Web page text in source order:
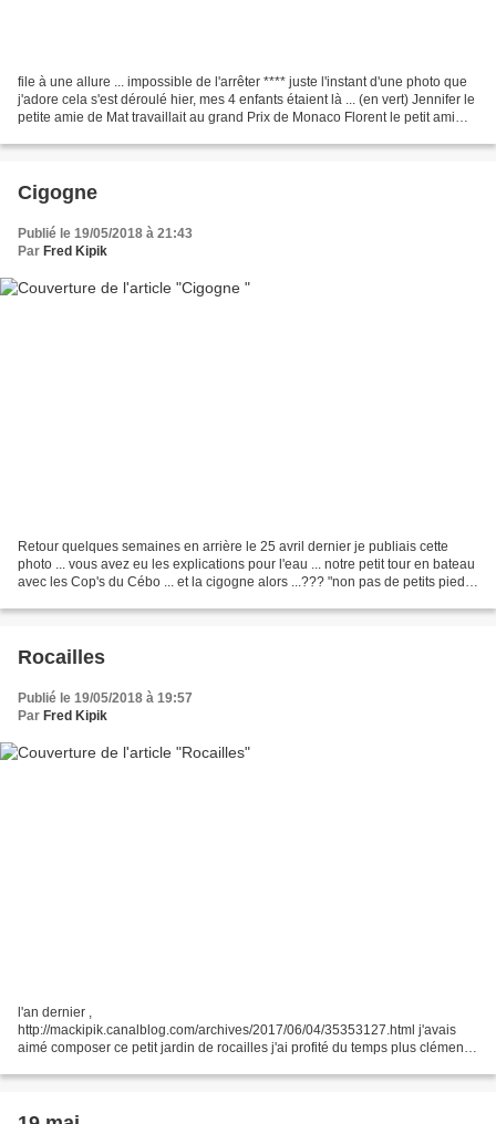
file à une allure ... impossible de l'arrêter **** juste l'instant d'une photo que
j'adore cela s'est déroulé hier, mes 4 enfants étaient là ... (en vert) Jennifer le
petite amie de Mat travaillait au grand Prix de Monaco Florent le petit ami
Cigogne
Publié le 19/05/2018 à 21:43
Par Fred Kipik
Retour quelques semaines en arrière le 25 avril dernier je publiais cette
photo ... vous avez eu les explications pour l'eau ... notre petit tour en bateau
avec les Cop's du Cébo ... et la cigogne alors ...??? "non pas de petits pieds
Rocailles
Publié le 19/05/2018 à 19:57
Par Fred Kipik
l'an dernier ,
http://mackipik.canalblog.com/archives/2017/06/04/35353127.html j'avais
aimé composer ce petit jardin de rocailles j'ai profité du temps plus clément
récupérons des...